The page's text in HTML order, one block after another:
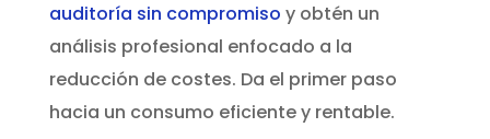
auditoría sin compromiso y obtén un
análisis profesional enfocado a la
reducción de costes. Da el primer paso
hacia un consumo eficiente y rentable.